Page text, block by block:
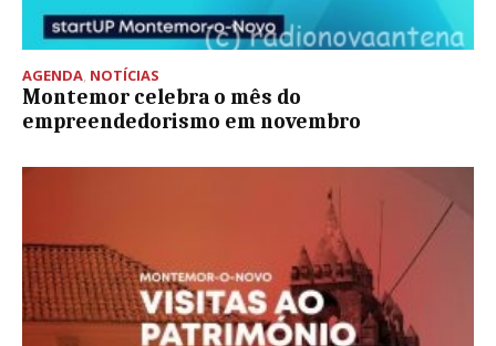
AGENDA NOTÍCIAS
Montemor celebra o mês do
empreendedorismo em novembro